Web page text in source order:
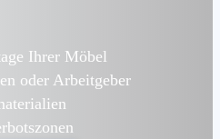
Ihrer Möbel
oder Arbeitgeber